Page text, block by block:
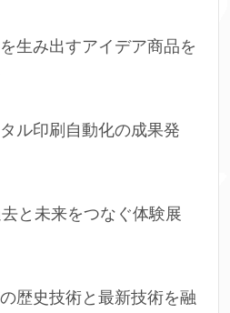
生み出すアイデア商品を
ル印刷自動化の成果発
と未来をつなぐ体験展
歴史技術と最新技術を融